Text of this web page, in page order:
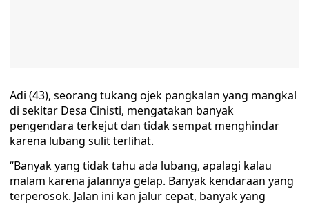
Adi (43), seorang tukang ojek pangkalan yang mangkal
di sekitar Desa Cinisti, mengatakan banyak
pengendara terkejut dan tidak sempat menghindar
karena lubang sulit terlihat.
“Banyak yang tidak tahu ada lubang, apalagi kalau
malam karena jalannya gelap. Banyak kendaraan yang
terperosok. Jalan ini kan jalur cepat, banyak yang